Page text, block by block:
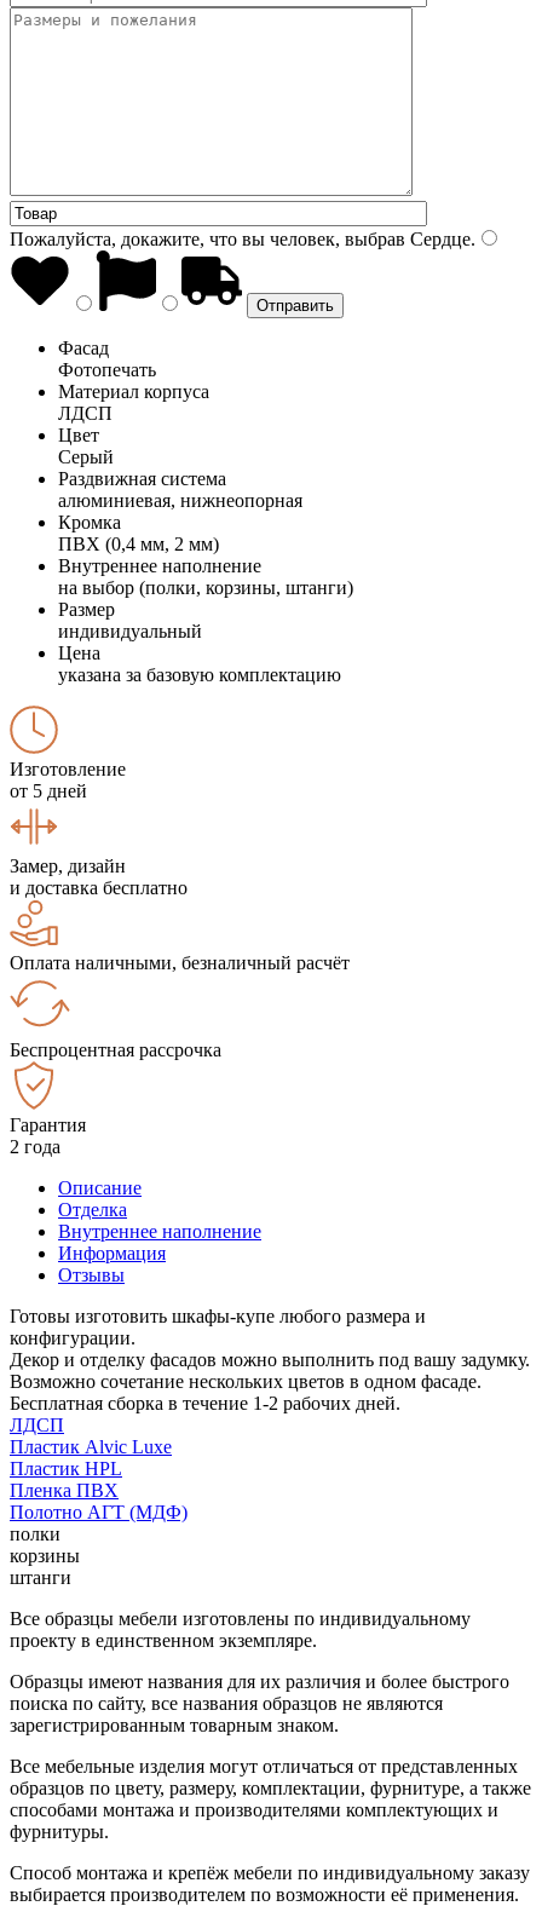
Пожалуйста, докажите, что вы человек, выбрав Сердце.
Фасад
Фотопечать
Материал корпуса
ЛДСП
Цвет
Серый
Раздвижная система
алюминиевая, нижнеопорная
Кромка
ПВХ (0,4 мм, 2 мм)
Внутреннее наполнение
на выбор (полки, корзины, штанги)
Размер
индивидуальный
Цена
указана за базовую комплектацию
Изготовление
от 5 дней
Замер, дизайн
и доставка бесплатно
Оплата наличными, безналичный расчёт
Беспроцентная рассрочка
Гарантия
2 года
Описание
Отделка
Внутреннее наполнение
Информация
Отзывы
Готовы изготовить шкафы-купе любого размера и
конфигурации.
Декор и отделку фасадов можно выполнить под вашу задумку.
Возможно сочетание нескольких цветов в одном фасаде.
Бесплатная сборка в течение 1-2 рабочих дней.
ЛДСП
Пластик Alvic Luxe
Пластик HPL
Пленка ПВХ
Полотно АГТ (МДФ)
полки
корзины
штанги
Все образцы мебели изготовлены по индивидуальному
проекту в единственном экземпляре.
Образцы имеют названия для их различия и более быстрого
поиска по сайту, все названия образцов не являются
зарегистрированным товарным знаком.
Все мебельные изделия могут отличаться от представленных
образцов по цвету, размеру, комплектации, фурнитуре, а также
способами монтажа и производителями комплектующих и
фурнитуры.
Способ монтажа и крепёж мебели по индивидуальному заказу
выбирается производителем по возможности её применения.